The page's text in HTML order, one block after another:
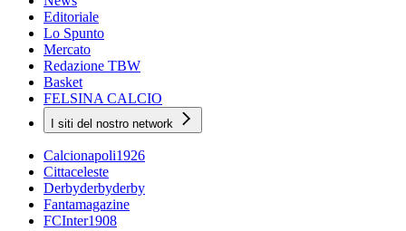
Editoriale
Lo Spunto
Mercato
Redazione TBW
Basket
FELSINA CALCIO
I siti del nostro network
Calcionapoli1926
Cittaceleste
Derbyderbyderby
Fantamagazine
FCInter1908